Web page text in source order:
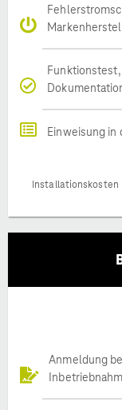
Einweisung in
Installationskosten
Anmeldung